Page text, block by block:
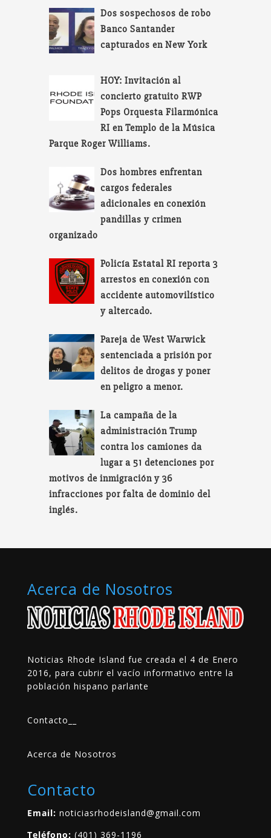
Dos sospechosos de robo
Banco Santander
capturados en New York
HOY: Invitación al
concierto gratuito RWP
Pops Orquesta Filarmónica
RI en Templo de la Música
Parque Roger Williams.
Dos hombres enfrentan
cargos federales
adicionales en conexión
pandillas y crimen
organizado
Policía Estatal RI reporta 3
arrestos en conexión con
accidente automovilístico
y altercado.
Pareja de West Warwick
sentenciada a prisión por
delitos de drogas y poner
en peligro a menor.
La campaña de la
administración Trump
contra los camiones da
lugar a 51 detenciones por
motivos de inmigración y 36
infracciones por falta de dominio del
inglés.
Acerca de Nosotros
Noticias Rhode Island fue creada el 4 de Enero
2016, para cubrir el vacío informativo entre la
población hispano parlante
Contacto
Acerca de Nosotros
Contacto
Email: noticiasrhodeisland@gmail.com
Teléfono: (401) 369-1196